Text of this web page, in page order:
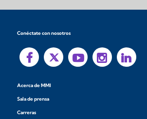
Conéctate con nosotros
Acerca de MMI
Sala de prensa
Carreras